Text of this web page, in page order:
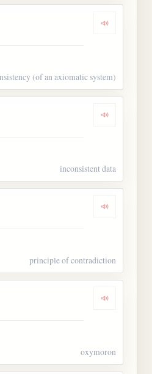
Dengarkan
(of an axiomatic system)
Dengarkan
inconsistent data
Dengarkan
principle of contradiction
Dengarkan
oxymoron